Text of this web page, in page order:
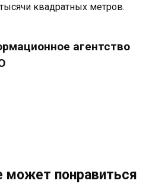
квадратных метров.
агентство
может понравиться